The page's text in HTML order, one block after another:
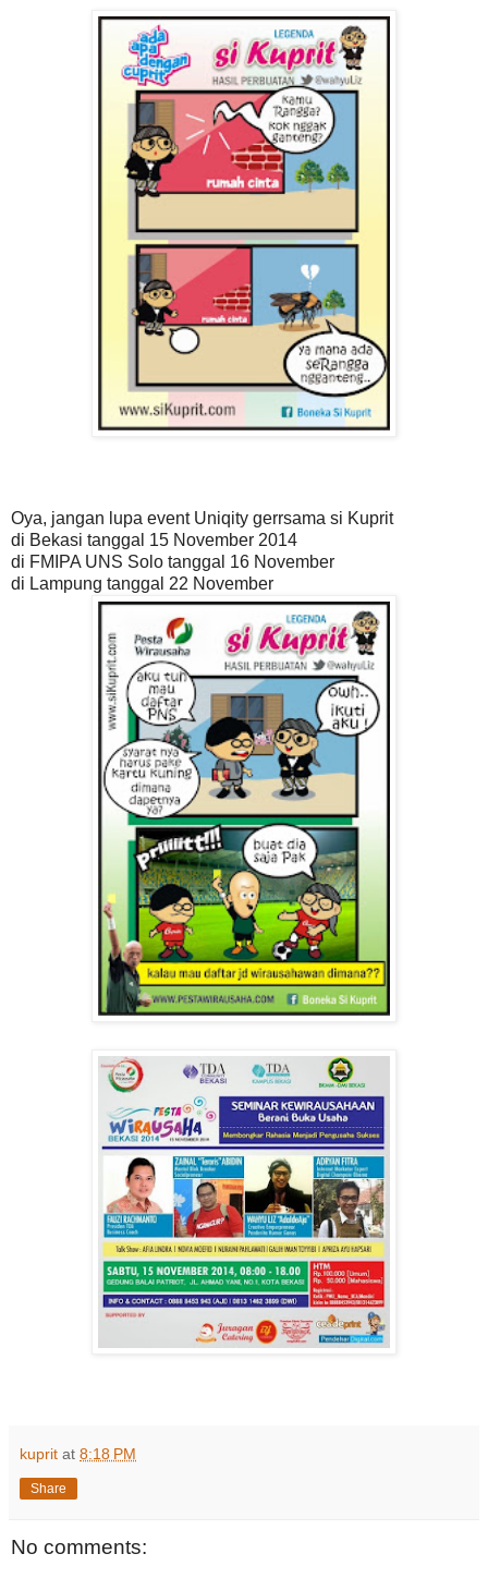
Oya, jangan lupa event Uniqity gerrsama si Kuprit
di Bekasi tanggal 15 November 2014
di FMIPA UNS Solo tanggal 16 November
di Lampung tanggal 22 November
kuprit at 8:18 PM
Share
No comments: